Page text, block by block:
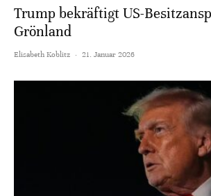
Trump bekräftigt US-
Grönland
Elisabeth Koblitz · 21. Januar 2026